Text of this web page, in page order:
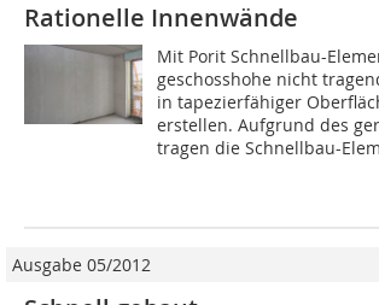
Rationelle Innenwände
Mit Porit Schnellbau-
geschosshohe nicht
in tapezierfähiger
erstellen. Aufgrund des
tragen die Schnellbau-
Ausgabe 05/2012